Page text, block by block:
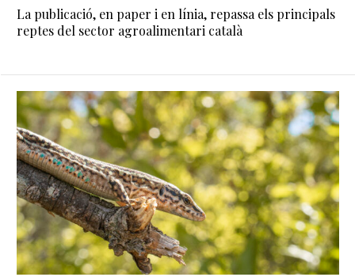
La publicació, en paper i en línia, repassa els principals
reptes del sector agroalimentari català